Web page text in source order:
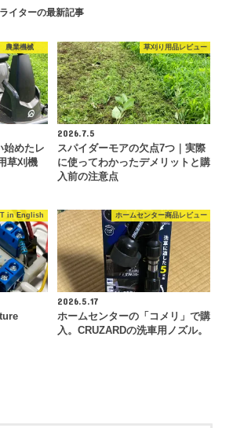
イターの最新記事
農業機械
始めたレ
草刈機
草刈り用品レビュー
2026.7.5
スパイダーモアの欠点7つ｜実際
に使ってわかったデメリットと購
入前の注意点
in English ホームセンター商品レビュー
2026.5.17
ホームセンターの「コメリ」で購
入。CRUZARDの洗車用ノズル。